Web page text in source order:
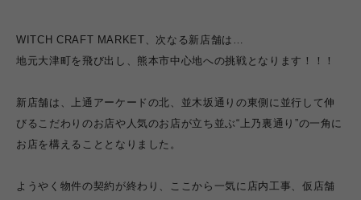
WITCH CRAFT MARKET、次なる新店舗は…
地元大津町を飛び出し、熊本市中心地への挑戦となります！！！
新店舗は、上通アーケードの北、並木坂通りの東側に並行して伸
びるこだわりのお店や人気のお店が立ち並ぶ“上乃裏通り”の一角に
お店を構えることとなりました。
ようやく物件の契約が終わり、ここから一気に店内工事、仮店舗